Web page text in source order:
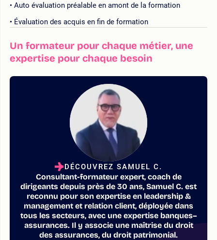
Auto évaluation préalable en amont de la formation
Évaluation des acquis en fin de formation
Un formateur pour chaque métier, une
expertise pour chaque besoin
DÉCOUVREZ SAMUEL C.
Consultant-formateur expert, coach de
dirigeants depuis près de 30 ans, Samuel C. est
reconnu pour son expertise en leadership &
management et relation client, déployée dans
tous les secteurs, avec une expertise banques–
assurances. Il y associe une maîtrise du droit
des assurances, du droit patrimonial.